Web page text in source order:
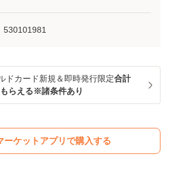
530101981
ドカード新規＆即時発行限定合計
らえる※諸条件あり
ーケットアプリで購入する